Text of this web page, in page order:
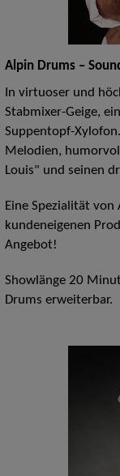
Alpin Drums –
In virtuoser und
Stabmixer-Geige,
Suppentopf-
Melodien,
Louis" und seinen
Eine Spezialität
kundeneigenen
Angebot!
Showlänge 20
Drums erweiterbar.